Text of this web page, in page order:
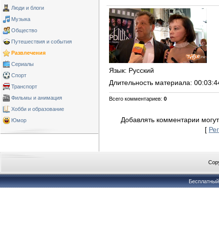
Люди и блоги
Музыка
Общество
Путешествия и события
Развлечения
Сериалы
Спорт
Транспорт
Фильмы и анимация
Хобби и образование
Юмор
Язык: Русский
Длительность материала:
Всего комментариев: 0
Добавлять комментарии
[